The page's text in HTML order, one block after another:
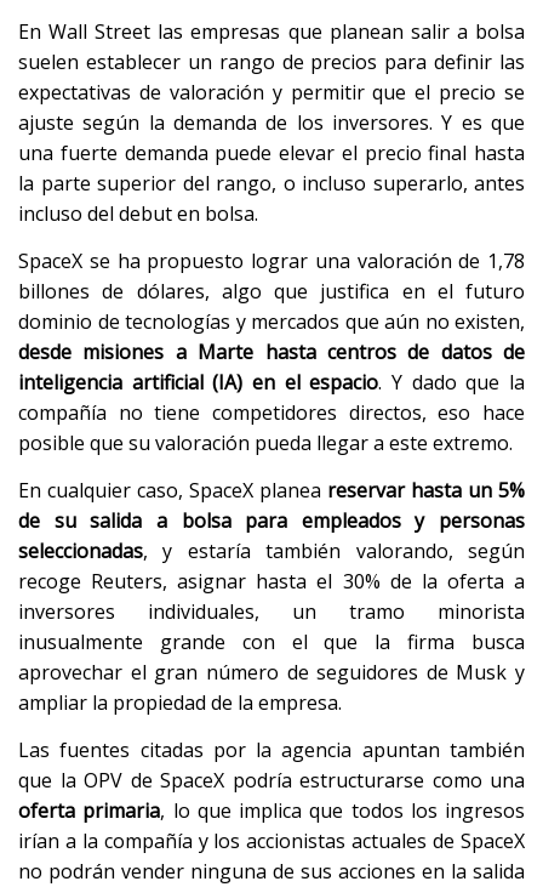
En Wall Street las empresas que planean salir a bolsa
suelen establecer un rango de precios para definir las
expectativas de valoración y permitir que el precio se
ajuste según la demanda de los inversores. Y es que
una fuerte demanda puede elevar el precio final hasta
la parte superior del rango, o incluso superarlo, antes
incluso del debut en bolsa.
SpaceX se ha propuesto lograr una valoración de 1,78
billones de dólares, algo que justifica en el futuro
dominio de tecnologías y mercados que aún no existen,
desde misiones a Marte hasta centros de datos de
inteligencia artificial (IA) en el espacio. Y dado que la
compañía no tiene competidores directos, eso hace
posible que su valoración pueda llegar a este extremo.
En cualquier caso, SpaceX planea reservar hasta un 5%
de su salida a bolsa para empleados y personas
seleccionadas, y estaría también valorando, según
recoge Reuters, asignar hasta el 30% de la oferta a
inversores individuales, un tramo minorista
inusualmente grande con el que la firma busca
aprovechar el gran número de seguidores de Musk y
ampliar la propiedad de la empresa.
Las fuentes citadas por la agencia apuntan también
que la OPV de SpaceX podría estructurarse como una
oferta primaria, lo que implica que todos los ingresos
irían a la compañía y los accionistas actuales de SpaceX
no podrán vender ninguna de sus acciones en la salida